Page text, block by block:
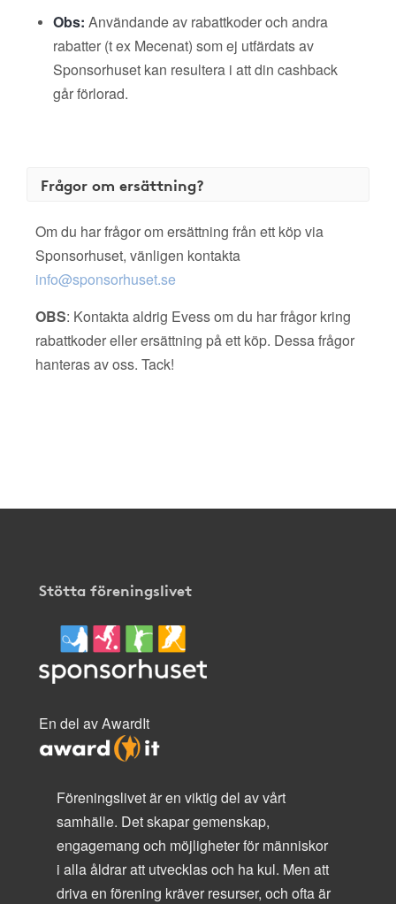
Obs: Användande av rabattkoder och andra
rabatter (t ex Mecenat) som ej utfärdats av
Sponsorhuset kan resultera i att din cashback
går förlorad.
Frågor om ersättning?
Om du har frågor om ersättning från ett köp via
Sponsorhuset, vänligen kontakta
info@sponsorhuset.se
OBS: Kontakta aldrig Evess om du har frågor kring
rabattkoder eller ersättning på ett köp. Dessa frågor
hanteras av oss. Tack!
Stötta föreningslivet
En del av AwardIt
Föreningslivet är en viktig del av vårt
samhälle. Det skapar gemenskap,
engagemang och möjligheter för människor
i alla åldrar att utvecklas och ha kul. Men att
driva en förening kräver resurser, och ofta är